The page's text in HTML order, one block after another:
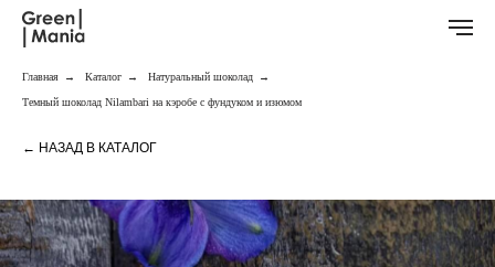
Главная → Каталог → Натуральный шоколад →
Темный шоколад Nilambari на кэробе с фундуком и изюмом
← НАЗАД В КАТАЛОГ